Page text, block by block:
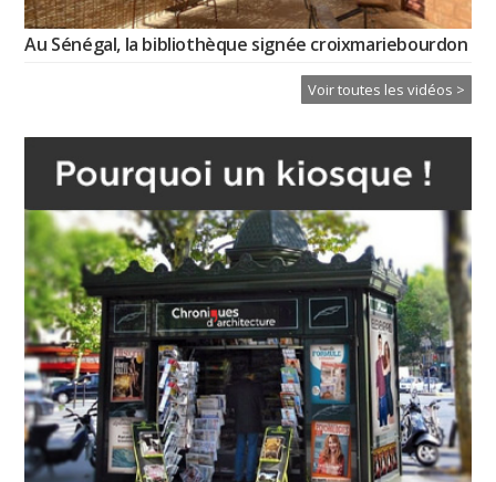
Au Sénégal, la bibliothèque signée croixmariebourdon
Voir toutes les vidéos >